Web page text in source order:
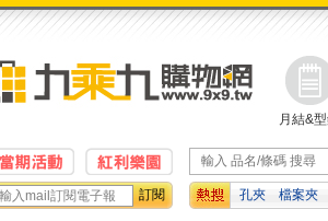
月結&
訂閱 孔夾 檔案夾